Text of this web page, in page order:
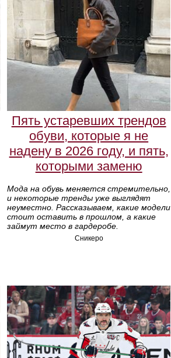
Пять устаревших трендов
обуви, которые я не
надену в 2026 году, и пять,
которыми заменю
Мода на обувь меняется стремительно,
и некоторые тренды уже выглядят
неуместно. Рассказываем, какие модели
стоит оставить в прошлом, а какие
займут место в гардеробе.
Сникеро